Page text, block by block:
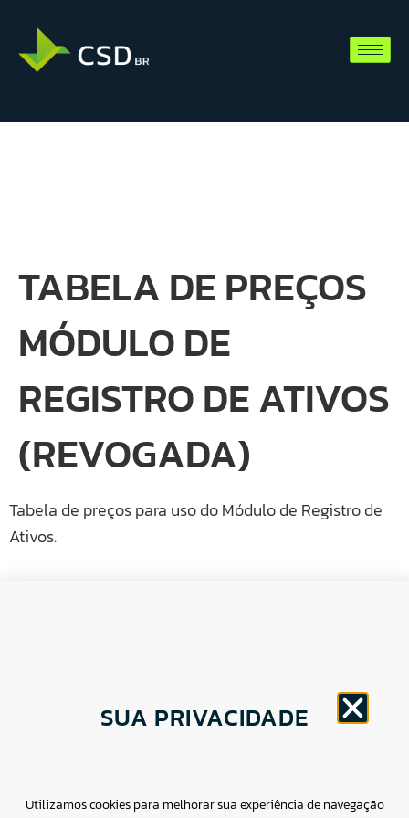
TABELA DE PREÇOS
MÓDULO DE
REGISTRO DE ATIVOS
(REVOGADA)
Tabela de preços para uso do Módulo de Registro de
Ativos.
Av. Brigadeiro Faria Lima, 1779 – 5oAndar Jardim
Paulistano, São Paulo/ SP – CEP: 01452-914
Assessoria de imprensa: imprensa@csdbr.com
SUA PRIVACIDADE
Utilizamos cookies para melhorar sua experiência de navegação